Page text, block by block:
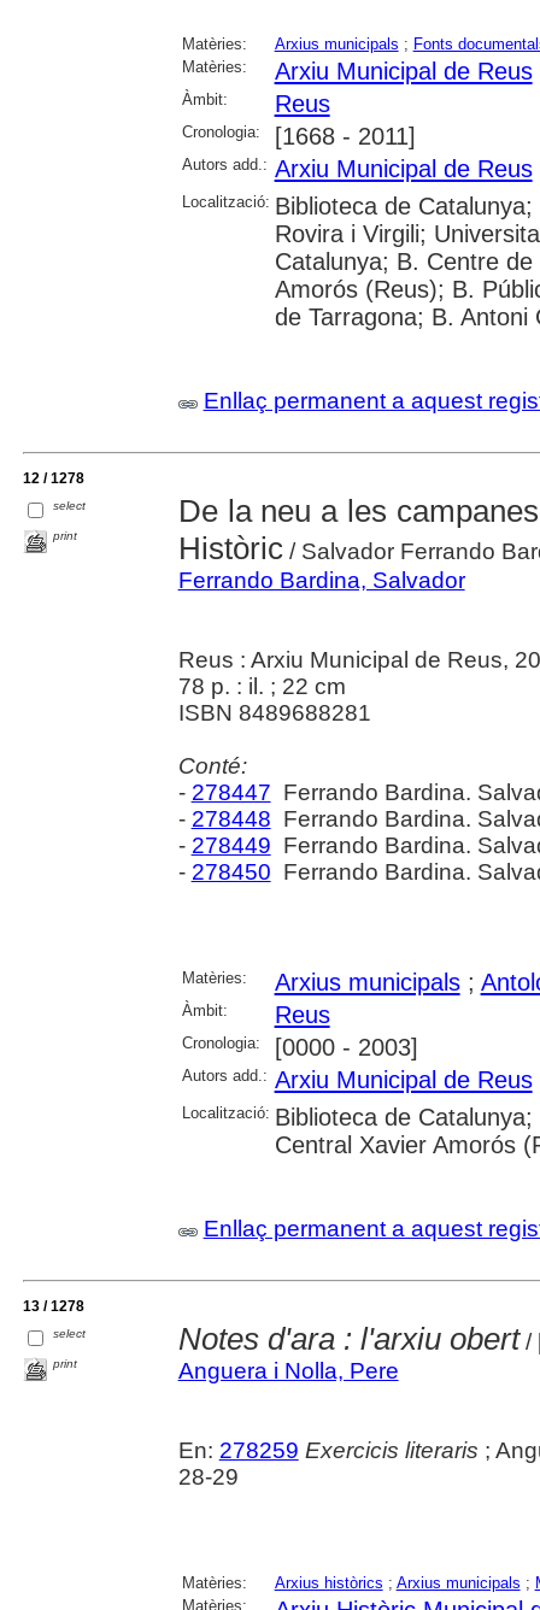
Matèries: Arxius municipals ; Fonts
Matèries:
Arxiu Municipal de Reus
Àmbit: Reus
Cronologia: [1668 - 2011]
Autors add.: Arxiu Municipal de Reus
Localització: Biblioteca de
Rovira i Virgili;
Catalunya; B. Centre
Amorós (Reus); B.
de Tarragona; B. Antoni
Enllaç permanent a aquest
12 / 1278
select
print
De la neu a les
Històric/ Salvador Ferrando
Ferrando Bardina, Salvador
Reus : Arxiu Municipal de Reus,
78 p. : il. ; 22 cm
ISBN 8489688281
Conté:
- 278447 Ferrando Bardina.
- 278448 Ferrando Bardina.
- 278449 Ferrando Bardina.
- 278450 Ferrando Bardina.
Matèries: Arxius municipals;
Àmbit: Reus
Cronologia: [0000 - 2003]
Autors add.: Arxiu Municipal de Reus
Localització: Biblioteca de
Central Xavier Amorós
Enllaç permanent a aquest
13 / 1278
select
print
Notes d'ara : l'arxiu obert/
Anguera i Nolla, Pere
En: 278259 Exercicis literaris ;
28-29
Matèries: Arxius històrics ; Arxius municipals ;
Matèries: